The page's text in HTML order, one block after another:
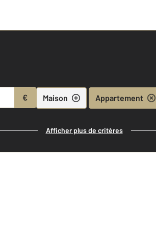
€ Maison Appartement
Afficher plus de critères